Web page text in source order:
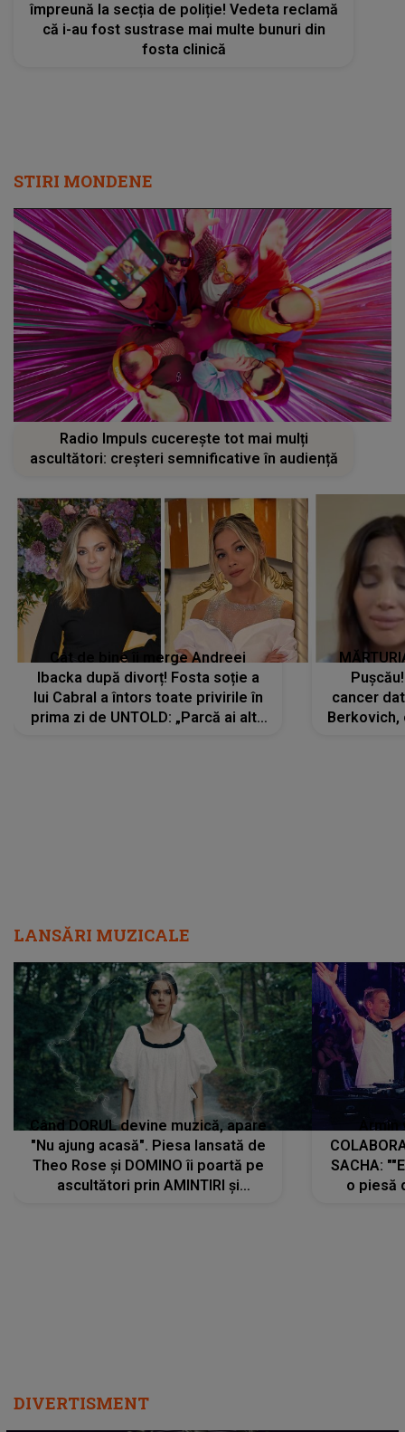
împreună la secția de poliție! Vedeta reclamă
că i-au fost sustrase mai multe bunuri din
fosta clinică
STIRI MONDENE
Radio Impuls cucerește tot mai mulți
ascultători: creșteri semnificative în audiență
Cât de bine îi merge Andreei
Ibacka după divorț! Fosta soție a
lui Cabral a întors toate privirile în
prima zi de UNTOLD: „Parcă ai altă
cancer
Berkovich,
LANSĂRI MUZICALE
Când DORUL devine muzică, apare
"Nu ajung acasă". Piesa lansată de
Theo Rose și DOMINO îi poartă pe
ascultători prin AMINTIRI și
SACHA:
o piesă
DIVERTISMENT